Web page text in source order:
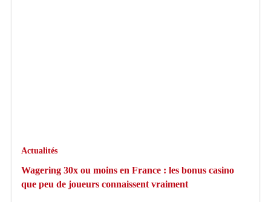
Actualités
Wagering 30x ou moins en France : les bonus casino
que peu de joueurs connaissent vraiment